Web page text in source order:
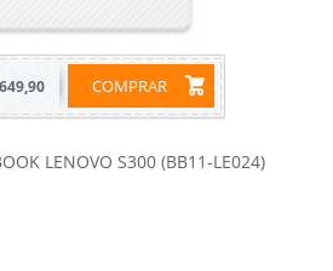
COMPRAR
LENOVO S300 (BB11-LE024)